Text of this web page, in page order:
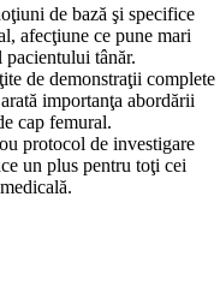
de bază şi specifice
afec­ţiune ce pune mari
pacientului tânăr.
de demonstraţii complete
importanţa abordării
cap femural.
protocol de investigare
un plus pentru toţi cei